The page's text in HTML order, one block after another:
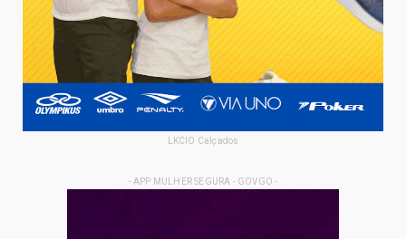
LKCIO Calçados
- APP MULHER SEGURA - GOVGO -